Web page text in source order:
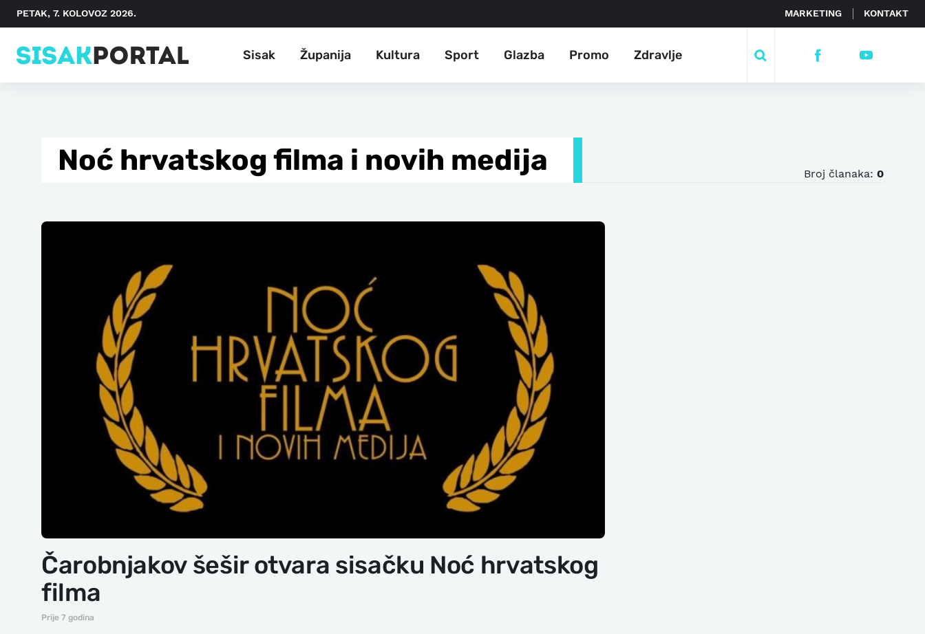
PETAK, 7. KOLOVOZ 2026. MARKETING KONTAKT
Sisak Županija Kultura Sport Glazba Promo Zdravlje
Noć hrvatskog filma i novih medija Broj članaka: 0
Čarobnjakov šešir otvara sisačku Noć hrvatskog
filma
Prije 7 godina